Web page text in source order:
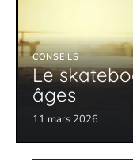
CONSEILS
Le
âges
11 mars 2026